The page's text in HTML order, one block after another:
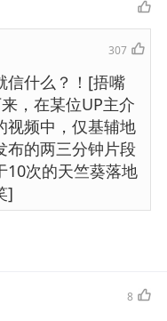
307
信什么？！[捂嘴
，在某位UP主介
视频中，仅基辅地
布的两三分钟片段
10次的天竺葵落地
]
8